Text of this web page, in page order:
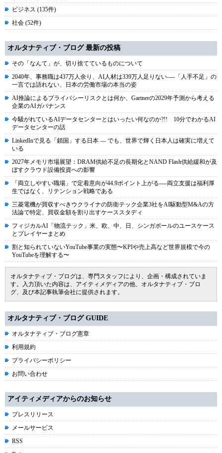
ビジネス (135件)
社会 (52件)
オルタナティブ・ブログ 最新の投稿
その「なんて」が、切り捨てているものについて
2040年、事務職は437万人余り、AI人材は339万人足りない----「人手不足」の
一言では語れない、日本の労働市場の本当の姿
AI推論によるプライバシーリスクとは何か、Gartnerの2029年予測から考える
企業のAIガバナンス
今騒がれているAIデータセンターとはいったい何なのか?!! 10分でわかるAI
データセンターの話
LinkedInで見る「鎖国」する日本 ― でも、世界で輝く日本人は確実に増えて
いる
2027年メモリ市場展望：DRAM供給不足の長期化とNAND Flash供給緩和が及
ぼすクラウド設備投資への影響
「両立しやすい職場」で定着意向が44.9ポイント上がる----両立支援は福利厚
生ではなく、リテンション戦略である
三菱電機が買収すべきウクライナの防衛テック企業3社をAI駆動型M&Aの方
法論で特定、買収金額を割り出すケーススタディ
フィジカルAI「物流テック」米、欧、中、日、シンガポールのユースケース
とプレイヤーまとめ
割と知られていないYouTube事業の実態〜KPIや売上高など世界規模で今の
YouTubeを理解する〜
オルタナティブ・ブログは、専門スタッフにより、企画・構成されていま
す。入力頂いた内容は、アイティメディアの他、オルタナティブ・ブロ
グ、及び本記事執筆会社に提供されます。
オルタナティブ・ブログ GUIDE
オルタナティブ・ブログ憲章
利用規約
プライバシーポリシー
お問い合わせ
アイティメディアからのお知らせ
プレスリリース
メールサービス
RSS